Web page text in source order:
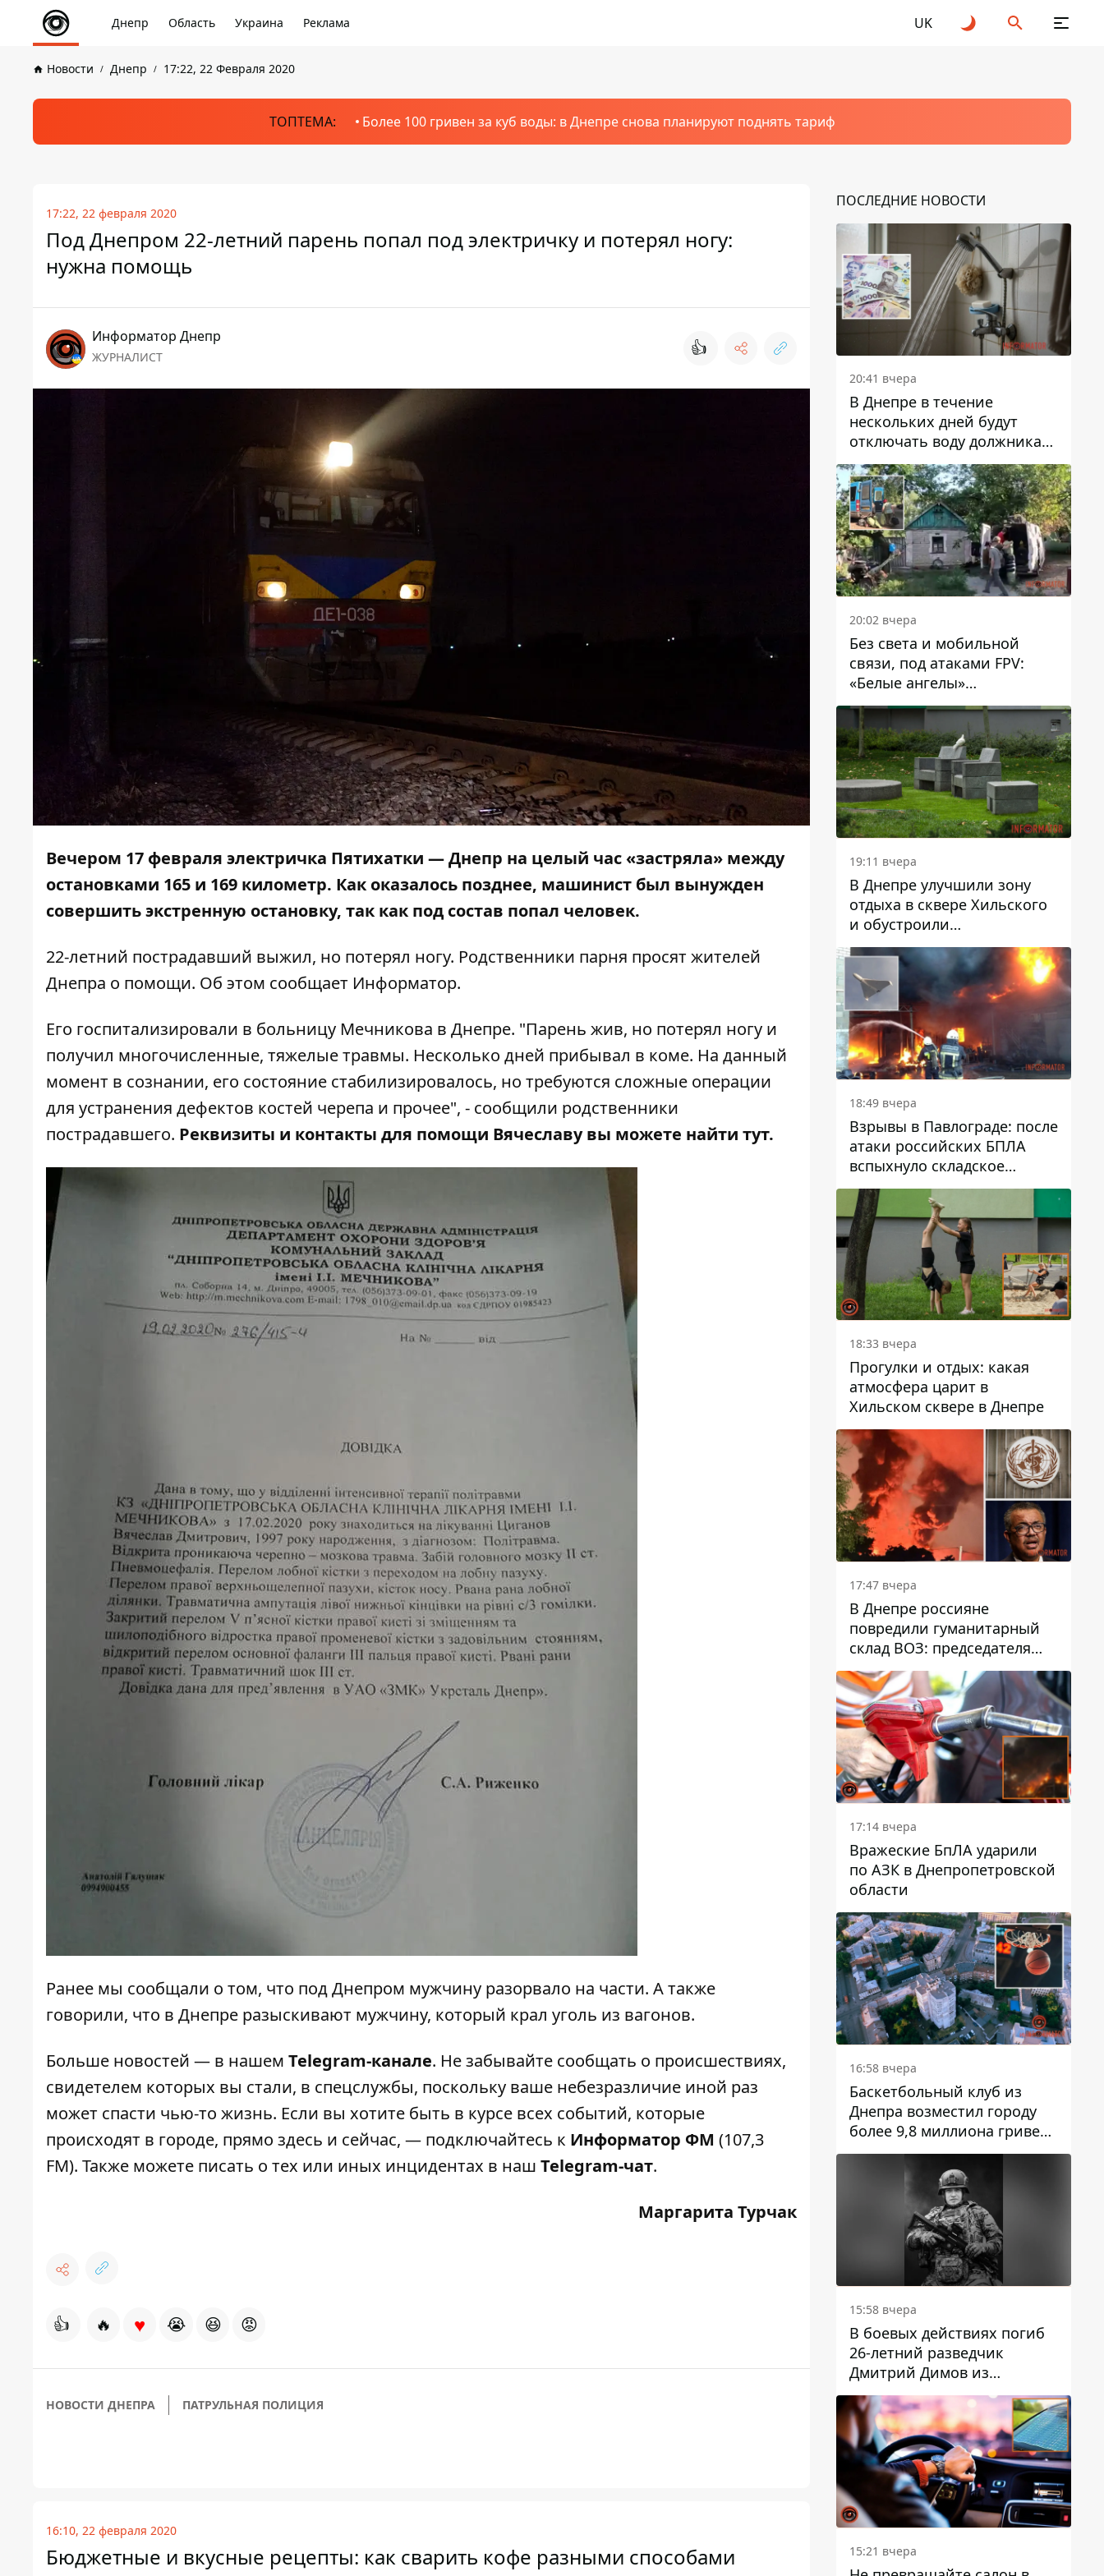
Днепр Область Украина Реклама UK
Новости Днепр 17:22, 22 Февраля 2020
ТОПТЕМА: Более 100 гривен за куб воды: в Днепре снова планируют поднять тариф
17:22, 22 февраля 2020
Под Днепром 22-летний парень попал под электричку и потерял ногу:
нужна помощь
Информатор Днепр
ЖУРНАЛИСТ 👍
Вечером 17 февраля электричка Пятихатки — Днепр на целый час «застряла» между
остановками 165 и 169 километр. Как оказалось позднее, машинист был вынужден
совершить экстренную остановку, так как под состав попал человек.
22-летний пострадавший выжил, но потерял ногу. Родственники парня просят жителей
Днепра о помощи. Об этом сообщает Информатор.
Его госпитализировали в больницу Мечникова в Днепре. "Парень жив, но потерял ногу и
получил многочисленные, тяжелые травмы. Несколько дней прибывал в коме. На данный
момент в сознании, его состояние стабилизировалось, но требуются сложные операции
для устранения дефектов костей черепа и прочее", - сообщили родственники
пострадавшего. Реквизиты и контакты для помощи Вячеславу вы можете найти тут.
Ранее мы сообщали о том, что под Днепром мужчину разорвало на части. А также
говорили, что в Днепре разыскивают мужчину, который крал уголь из вагонов.
Больше новостей — в нашем Telegram-канале. Не забывайте сообщать о происшествиях,
свидетелем которых вы стали, в спецслужбы, поскольку ваше небезразличие иной раз
может спасти чью-то жизнь. Если вы хотите быть в курсе всех событий, которые
происходят в городе, прямо здесь и сейчас, — подключайтесь к Информатор ФМ (107,3
FM). Также можете писать о тех или иных инцидентах в наш Telegram-чат.
Маргарита Турчак
👍 🔥 ♥ 😭 😆 😡
НОВОСТИ ДНЕПРА ПАТРУЛЬНАЯ ПОЛИЦИЯ
16:10, 22 февраля 2020
Бюджетные и вкусные рецепты: как сварить кофе разными способами
ПОСЛЕДНИЕ НОВОСТИ
20:41 вчера
В Днепре в течение
нескольких дней будут
отключать воду должникам
в Самарском районе: адреса
20:02 вчера
Без света и мобильной
связи, под атаками FPV:
«Белые ангелы»
эвакуировали людей из
Межевой громады
19:11 вчера
В Днепре улучшили зону
отдыха в сквере Хильского
и обустроили
искусственный газон
18:49 вчера
Взрывы в Павлограде: после
атаки российских БПЛА
вспыхнуло складское
здание предприятия
18:33 вчера
Прогулки и отдых: какая
атмосфера царит в
Хильском сквере в Днепре
17:47 вчера
В Днепре россияне
повредили гуманитарный
склад ВОЗ: председателя
организации критикуют за
"неоднозначное"
сообщение
17:14 вчера
Вражеские БпЛА ударили
по АЗК в Днепропетровской
области
16:58 вчера
Баскетбольный клуб из
Днепра возместил городу
более 9,8 миллиона гривен
долга
15:58 вчера
В боевых действиях погиб
26-летний разведчик
Дмитрий Димов из
Никополя
15:21 вчера